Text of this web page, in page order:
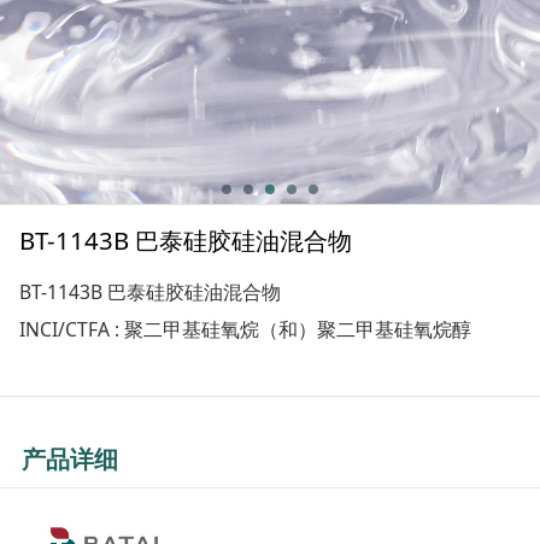
BT-1143B 巴泰硅胶硅油混合物
BT-1143B 巴泰硅胶硅油混合物
INCI/CTFA : 聚二甲基硅氧烷（和）聚二甲基硅氧烷醇
产品详细